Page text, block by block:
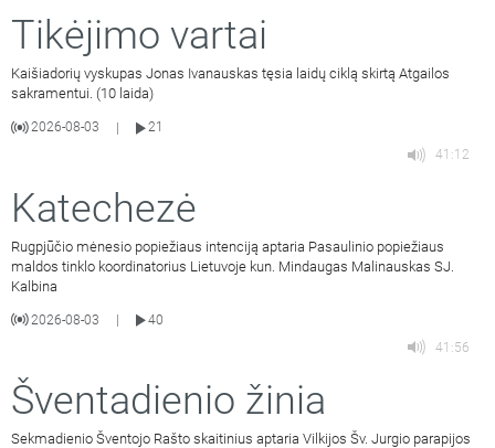
Tikėjimo vartai
Kaišiadorių vyskupas Jonas Ivanauskas tęsia laidų ciklą skirtą Atgailos
sakramentui. (10 laida)
2026-08-03
21
41:12
Katechezė
Rugpjūčio mėnesio popiežiaus intenciją aptaria Pasaulinio popiežiaus
maldos tinklo koordinatorius Lietuvoje kun. Mindaugas Malinauskas SJ.
Kalbina
2026-08-03
40
41:56
Šventadienio žinia
Sekmadienio Šventojo Rašto skaitinius aptaria Vilkijos Šv. Jurgio parapijos